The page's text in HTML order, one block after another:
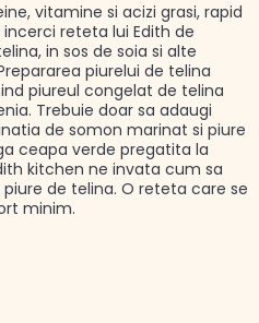
vitamine si acizi grasi, rapid
reteta lui Edith de
in sos de soia si alte
piurelui de telina
piureul congelat de telina
Trebuie doar sa adaugi
de somon marinat si piure
ceapa verde pregatita la
kitchen ne invata cum sa
de telina. O reteta care se
minim.